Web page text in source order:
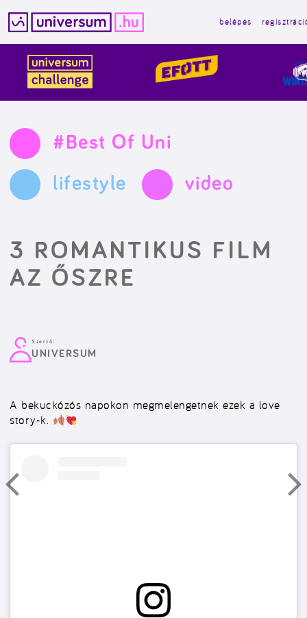
tartalomba
belépés
#Best Of Uni
lifestyle
video
3 ROMANTIKUS FILM
AZ ŐSZRE
Szerző:
UNIVERSUM
A bekuckózós napokon megmelengetnek ezek a love
story-k.